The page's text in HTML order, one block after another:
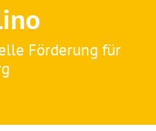
Förderung für